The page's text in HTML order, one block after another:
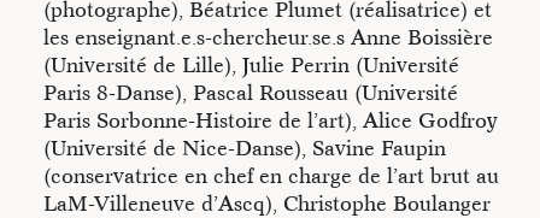
(photographe), Béatrice Plumet (réalisatrice) et
les enseignant.e.s-chercheur.se.s Anne Boissière
(Université de Lille), Julie Perrin (Université
Paris 8-Danse), Pascal Rousseau (Université
Paris Sorbonne-Histoire de l’art), Alice Godfroy
(Université de Nice-Danse), Savine Faupin
(conservatrice en chef en charge de l’art brut au
LaM-Villeneuve d’Ascq), Christophe Boulanger